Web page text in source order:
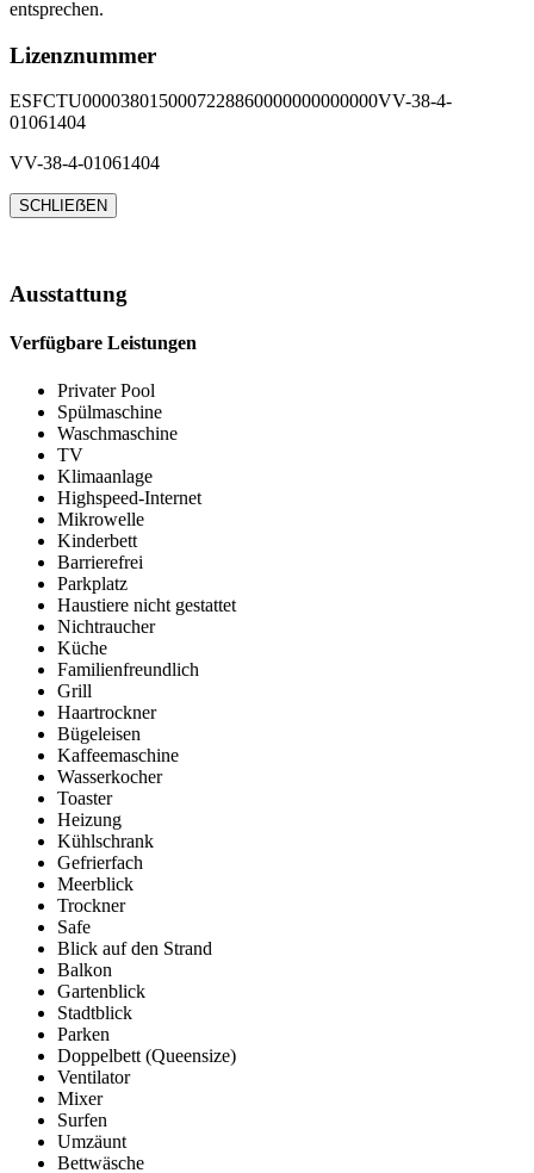
entsprechen.
Lizenznummer
ESFCTU0000380150007228860000000000000VV-38-4-
01061404
VV-38-4-01061404
SCHLIEẞEN
Ausstattung
Verfügbare Leistungen
Privater Pool
Spülmaschine
Waschmaschine
TV
Klimaanlage
Highspeed-Internet
Mikrowelle
Kinderbett
Barrierefrei
Parkplatz
Haustiere nicht gestattet
Nichtraucher
Küche
Familienfreundlich
Grill
Haartrockner
Bügeleisen
Kaffeemaschine
Wasserkocher
Toaster
Heizung
Kühlschrank
Gefrierfach
Meerblick
Trockner
Safe
Blick auf den Strand
Balkon
Gartenblick
Stadtblick
Parken
Doppelbett (Queensize)
Ventilator
Mixer
Surfen
Umzäunt
Bettwäsche